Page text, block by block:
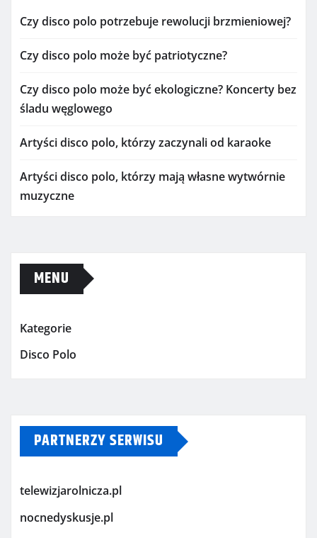
Czy disco polo potrzebuje rewolucji brzmieniowej?
Czy disco polo może być patriotyczne?
Czy disco polo może być ekologiczne? Koncerty bez
śladu węglowego
Artyści disco polo, którzy zaczynali od karaoke
Artyści disco polo, którzy mają własne wytwórnie
muzyczne
MENU
Kategorie
Disco Polo
PARTNERZY SERWISU
telewizjarolnicza.pl
nocnedyskusje.pl